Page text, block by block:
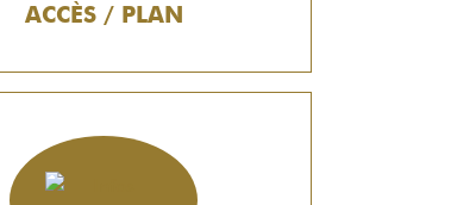
ACCÈS / PLAN